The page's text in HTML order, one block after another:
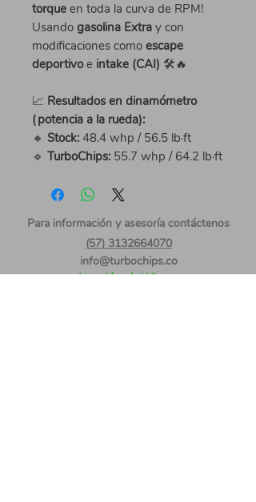
torque en toda la curva de RPM!
Usando gasolina Extra y con
modificaciones como escape
deportivoe intake (CAI) 🛠️🔥
📈 Resultados en dinamómetro
(potencia a la rueda):
🔸 Stock: 48.4 whp / 56.5 lb·ft
🔹 TurboChips: 55.7 whp / 64.2 lb·ft
Para información y asesoría contáctenos
(57) 3132664070
info@turbochips.co
Atención vía Whatsapp